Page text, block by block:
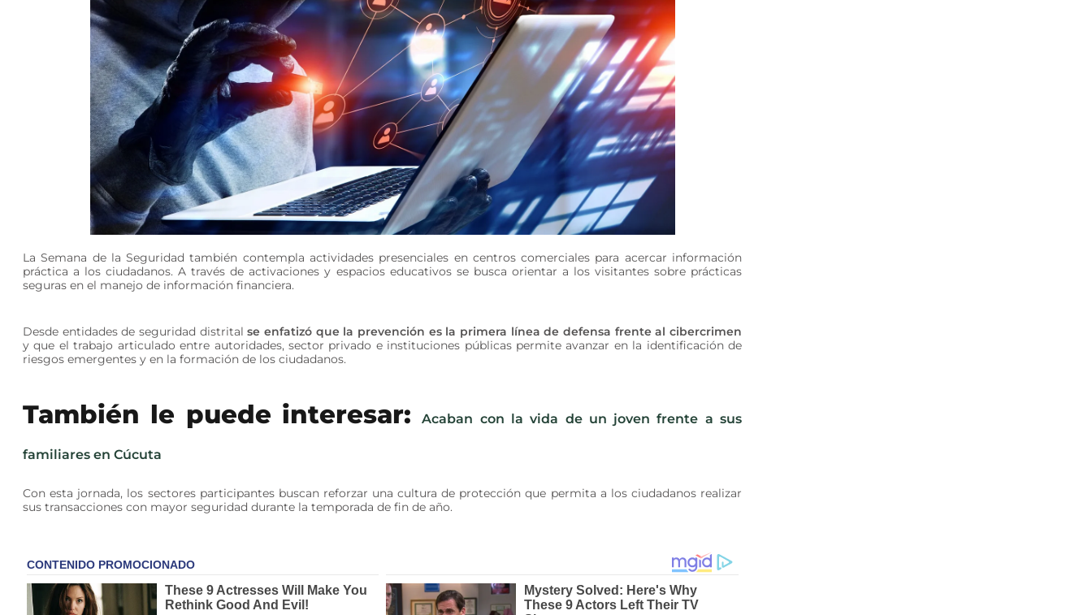
La Semana de la Seguridad también contempla actividades presenciales en centros comerciales para acercar información
práctica a los ciudadanos. A través de activaciones y espacios educativos se busca orientar a los visitantes sobre prácticas
seguras en el manejo de información financiera.
Desde entidades de seguridad distritalse enfatizó que la prevención es la primera línea de defensa frente al cibercrimen
y que el trabajo articulado entre autoridades, sector privado e instituciones públicas permite avanzar en la identificación de
riesgos emergentes y en la formación de los ciudadanos.
También le puede interesar:Acaban con la vida de un joven frente a sus
familiares en Cúcuta
Con esta jornada, los sectores participantes buscan reforzar una cultura de protección que permita a los ciudadanos realizar
sus transacciones con mayor seguridad durante la temporada de fin de año.